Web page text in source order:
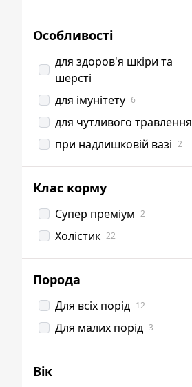
Особливості
для здоров'я шкіри та
шерсті
для імунітету 6
для чутливого травлення
при надлишковій вазі 2
Клас корму
Супер преміум 2
Холістик 22
Порода
Для всіх порід 12
Для малих порід 3
Вік